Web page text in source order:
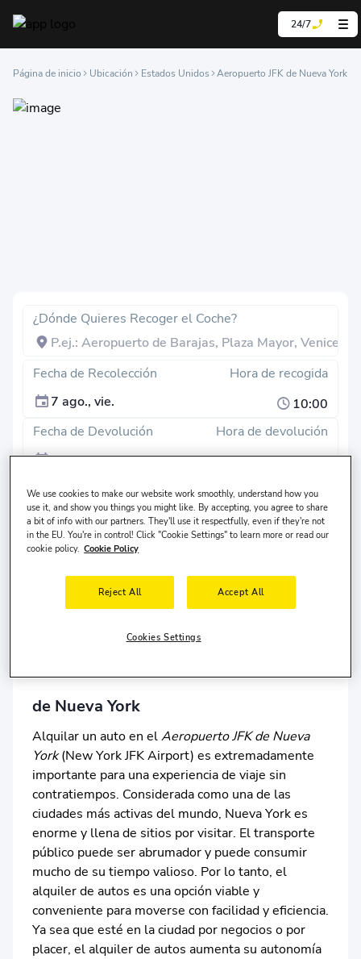
24/7
Página de inicio Ubicación Estados Unidos Aeropuerto JFK de Nueva York
¿Dónde Quieres Recoger el Coche?
Fecha de Recolección
7 ago., vie.
Hora de recogida
10:00
Fecha de Devolución
10 ago., lun.
Hora de devolución
10:00
Buscar
¿Diferente lugar de devolución?
El conductor vive enEstados Unidos
de Nueva York
Alquilar un auto en elAeropuerto JFK de Nueva
York(New York JFK Airport) es extremadamente
importante para una experiencia de viaje sin
contratiempos. Considerada como una de las
ciudades más activas del mundo, Nueva York es
enorme y llena de sitios por visitar. El transporte
público puede ser abrumador y puede consumir
mucho de su tiempo valioso. Por lo tanto, el
alquiler de autos es una opción viable y
conveniente para moverse con facilidad y eficiencia.
Ya sea que esté en la ciudad por negocios o por
placer, el alquiler de autos aumenta su autonomía
We use cookies to make our website work smoothly, understand how you
use it, and show you things you might like. By accepting, you agree to share
a bit of info with our partners. They'll use it respectfully, even if they're not
in the EU. You're in control! Click "Cookie Settings" to learn more or read our
cookie policy. Cookie Policy
Reject All Accept All
Cookies Settings